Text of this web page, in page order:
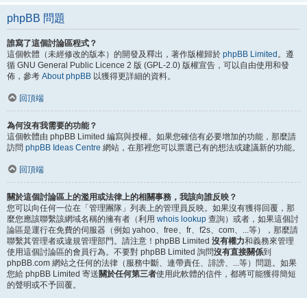
phpBB 問題
誰寫了這個討論區程式？
這個軟體（未經修改的版本）的開發及釋出，著作版權歸於 phpBB Limited 。遵
循 GNU General Public Licence 2 版 (GPL-2.0) 版權宣告，可以自由使用和發
佈，參考 About phpBB 以獲得更詳細的資料。
回頂端
為何沒有我需要的功能？
這個軟體由 phpBB Limited 編寫與授權。如果您確信有必要增加的功能，那麼請
訪問 phpBB Ideas Centre 網站，在那裡您可以票選已有的想法或建議新的功能。
回頂端
關於這個討論區上的濫用或法律上的相關事務，我該向誰反映？
您可以向任何一位在「管理團隊」列表上的管理員反映。如果沒有獲得回覆，那
麼您應該聯繫該網域名稱的擁有者（利用 whois lookup 查詢）或者，如果這個討
論區是運行在免費的伺服器（例如 yahoo、free、fr、f2s、com、...等），那麼請
聯繫其管理者或違規管理部門。請注意！phpBB Limited 沒有權力和義務來管理
使用這個討論區的會員行為。不要對 phpBB Limited 詢問沒有直接關係到
phpBB.com 網站之任何的法律（服務中斷、連帶責任、誹謗、...等）問題。如果
您給 phpBB Limited 寄送關於任何第三者使用此軟體的信件，都將可能獲得簡短
的聲明或不予回覆。